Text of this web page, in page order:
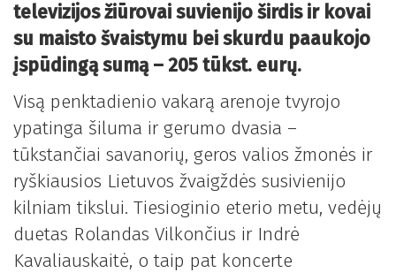
televizijos žiūrovai suvienijo širdis ir kovai
su maisto švaistymu bei skurdu paaukojo
įspūdingą sumą – 205 tūkst. eurų.
Visą penktadienio vakarą arenoje tvyrojo
ypatinga šiluma ir gerumo dvasia –
tūkstančiai savanorių, geros valios žmonės ir
ryškiausios Lietuvos žvaigždės susivienijo
kilniam tikslui. Tiesioginio eterio metu, vedėjų
duetas Rolandas Vilkončius ir Indrė
Kavaliauskaitė, o taip pat koncerte